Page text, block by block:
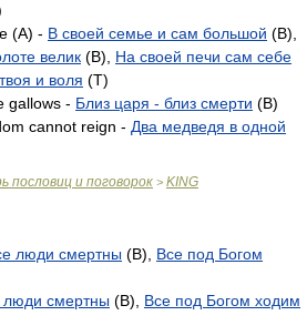
(A) - В своей семье и сам большой (B),
велик (B), На своей печи сам себе
и воля (T)
gallows - Близ царя - близ смерти (B)
cannot reign - Два медведя в одной
пословиц и поговорок > KING
люди смертны (B), Все под Богом
люди смертны (B), Все под Богом ходим